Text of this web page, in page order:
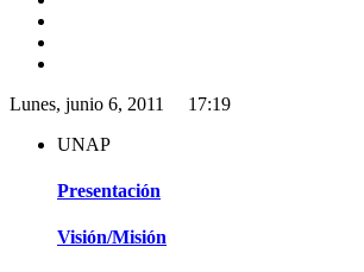
Lunes, junio 6, 2011 17:19
UNAP
Presentación
Visión/Misión